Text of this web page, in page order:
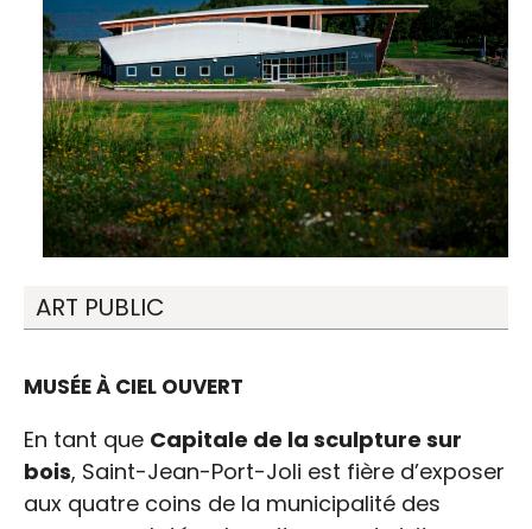
ART PUBLIC
MUSÉE À CIEL OUVERT
En tant que Capitale de la sculpture sur
bois, Saint-Jean-Port-Joli est fière d’exposer
aux quatre coins de la municipalité des